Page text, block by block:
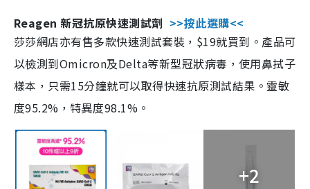
Reagen 新冠抗原快速測試劑 >>按此選購<<
莎莎網店亦有售多款快速測試套裝，$19就買到。產品可
以檢測到Omicron及Delta等新型冠狀病毒，使用鼻拭子
樣本，只需15分鐘就可以取得快速抗原測試結果。靈敏
度95.2%，特異度98.1%。
+2